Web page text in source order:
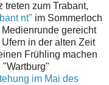
treten zum Trabant,
nt" im Sommerloch
gereicht
in der alten Zeit
Frühling machen
im Mai des